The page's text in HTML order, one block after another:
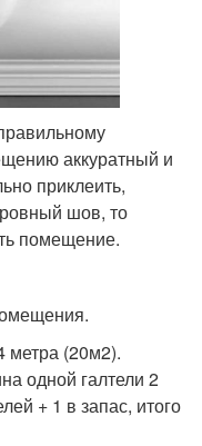
аккуратный и
приклеить,
шов, то
помещение.
метра (20м2).
одной галтели 2
+ 1 в запас, итого